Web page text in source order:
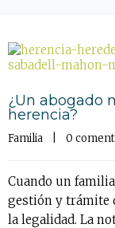
¿Un abogado
herencia?
Familia 0
Cuando un
gestión y trámite
la legalidad. La